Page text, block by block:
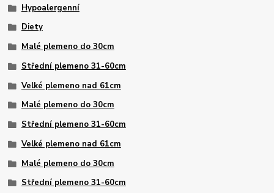
Hypoalergenní
Diety
Malé plemeno do 30cm
Střední plemeno 31-60cm
Velké plemeno nad 61cm
Malé plemeno do 30cm
Střední plemeno 31-60cm
Velké plemeno nad 61cm
Malé plemeno do 30cm
Střední plemeno 31-60cm